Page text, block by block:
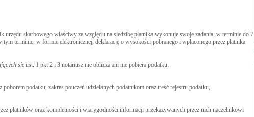
skarbowego właściwy ze względu na siedzibę płatnika wykonuje swoje zadania, w terminie do 7
terminie, w formie elektronicznej, deklarację o wysokości pobranego i wpłaconego przez płatnika
się ust. 1 pkt 2 i 3 notariusz nie oblicza ani nie pobiera podatku.
podatku, zakres pouczeń udzielanych podatnikom oraz treść rejestru podatku,
płatników oraz kompletności i wiarygodności informacji przekazywanych przez nich naczelnikowi